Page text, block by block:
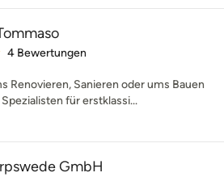
5 von 5 Sternen
4 Bewertungen
Renovieren, Sanieren oder ums Bauen
für erstklassi...
GmbH